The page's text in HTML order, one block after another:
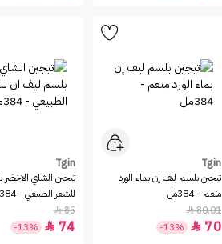
Tgin
تيجين بلسم ليف إن بماء الورد
منعم - 384مل
80.01

70

-13%
Tgin
تيجين الشاي
للشعر الطبيعي - 384مل
85

74

-13%